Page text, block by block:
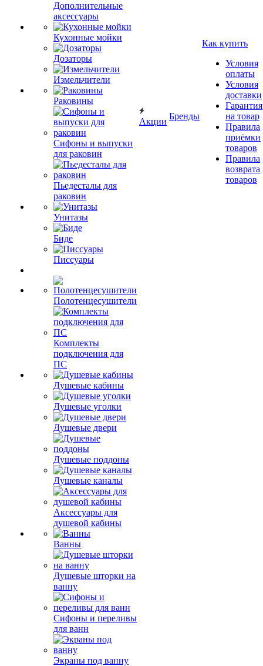
Дополнительные
аксессуары
Кухонные мойки
Дозаторы
Измельчители
Раковины
Сифоны и выпуски
для раковин
Пьедесталы для
раковин
Унитазы
Биде
Писсуары
Полотенцесушители
Комплекты
подключения для
ПС
Душевые кабины
Душевые уголки
Душевые двери
Душевые поддоны
Душевые каналы
Аксессуары для
душевой кабины
Ванны
Душевые шторки на
ванну
Сифоны и переливы
для ванн
Экраны под ванну
Акции
Бренды
Как купить
Условия
оплаты
Условия
доставки
Гарантия
на товар
Правила
приёмки
товаров
Правила
возврата
товаров